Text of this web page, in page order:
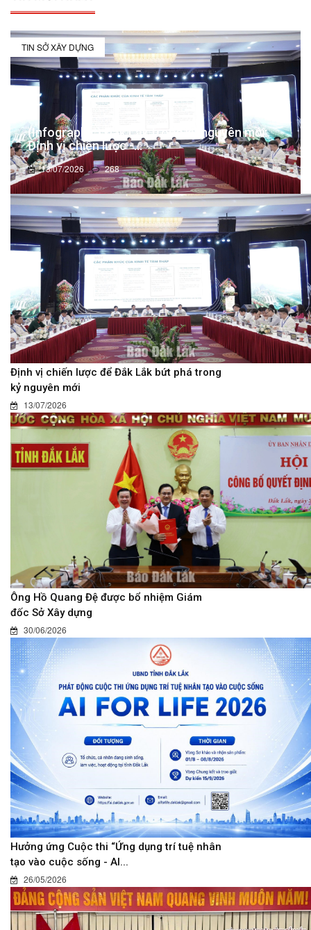
TIN SỞ XÂY DỰNG
(Infographic) Đắk Lắk trong kỷ nguyên mới:
Định vị chiến lược -...
13/07/2026 268
Định vị chiến lược để Đắk Lắk bứt phá trong
kỷ nguyên mới
13/07/2026
Ông Hồ Quang Đệ được bổ nhiệm Giám
đốc Sở Xây dựng
30/06/2026
Hưởng ứng Cuộc thi “Ứng dụng trí tuệ nhân
tạo vào cuộc sống - AI...
26/05/2026